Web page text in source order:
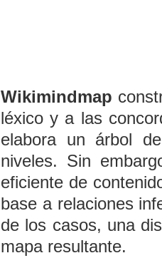
Wikimindmap
léxico y a las
elabora un árbol
niveles. Sin
eficiente de
base a relaciones
de los casos, una
mapa resultante.